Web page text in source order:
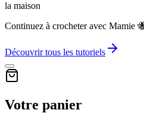
la maison
Continuez à crocheter avec Mamie
Découvrir tous les tutoriels
Votre panier